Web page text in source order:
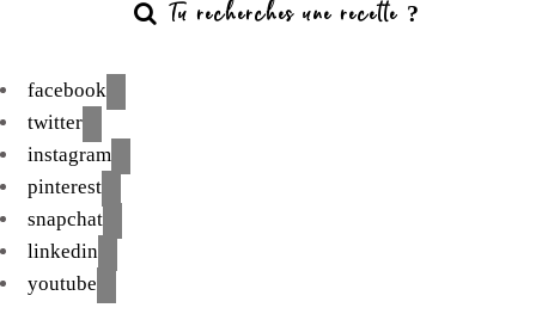
facebook
twitter
instagram
pinterest
snapchat
linkedin
youtube